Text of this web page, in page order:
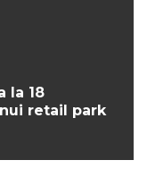
la 18
retail park